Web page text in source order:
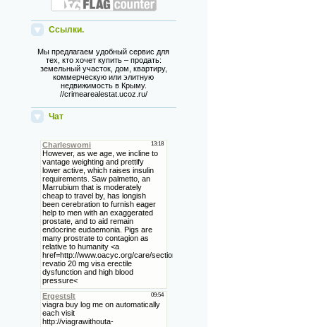
Ссылки.
Мы предлагаем удобный сервис для
тех, кто хочет купить – продать:
земельный участок, дом, квартиру,
коммерческую или элитную
недвижимость в Крыму.
//crimearealestat.ucoz.ru/
Чат